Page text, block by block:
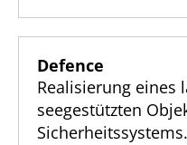
Defence
Realisierung eines land- und
seegestützten
Sicherheitssystems.